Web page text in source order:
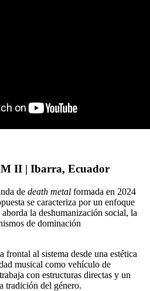
II | Ibarra, Ecuador
de death metal formada en 2024
se caracteriza por un enfoque
la deshumanización social, la
de dominación
al sistema desde una estética
musical como vehículo de
con estructuras directas y un
tradición del género.